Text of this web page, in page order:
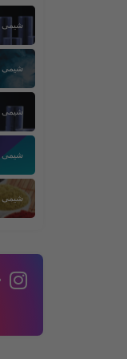
شیمی
شیمی
شیمی
شیمی
شیمی